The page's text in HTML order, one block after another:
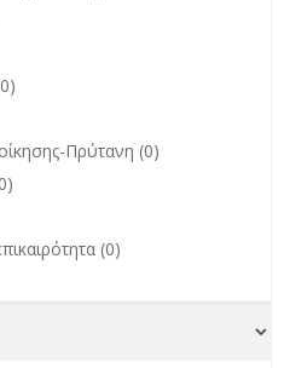
Πρύτανη (0)
(0)